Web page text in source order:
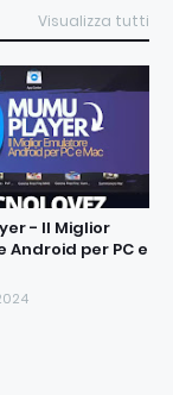
Visualizza tutti
- Il Miglior
Android per PC e